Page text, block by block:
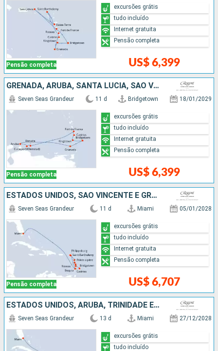
Pensão completa US$ 6,399
excursões grátis
tudo incluído
Internet gratuita
Pensão completa
GRENADA, ARUBA, SANTA LUCIA, SÃO VINCENTE E GRANADINAS, BARBADOS
Pensão completa
Seven Seas Grandeur 11 d Bridgetown 18/01/2029
US$ 6,399
excursões grátis
tudo incluído
Internet gratuita
Pensão completa
ESTADOS UNIDOS, SÃO VINCENTE E GRANADINAS, FRANCIA, REPUBLICA DOMINICANA, SANTA LUCIA, BARBADOS
Pensão completa
Seven Seas Grandeur 11 d Miami 05/01/2028
US$ 6,707
excursões grátis
tudo incluído
Internet gratuita
Pensão completa
ESTADOS UNIDOS, ARUBA, TRINIDADE E TOBAGO, SÃO VINCENTE E GRANADINAS, REPUBLICA DOMINICANA, SANTA LUCIA, BARBADOS
Seven Seas Grandeur 13 d Miami 27/12/2028
excursões grátis
tudo incluído